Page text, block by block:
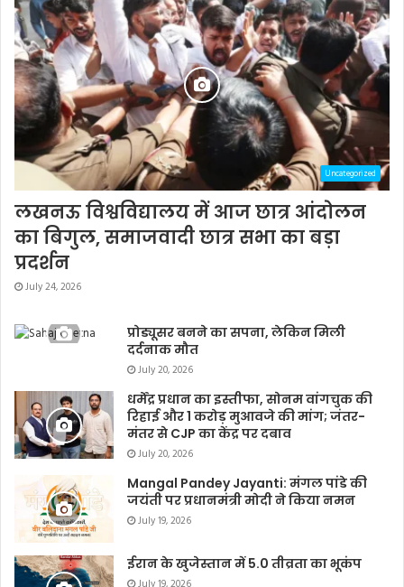
Uncategorized
लखनऊ विश्वविद्यालय में आज छात्र आंदोलन
का बिगुल, समाजवादी छात्र सभा का बड़ा
प्रदर्शन
July 24, 2026
प्रोड्यूसर बनने का सपना, लेकिन मिली
दर्दनाक मौत
July 20, 2026
धर्मेंद्र प्रधान का इस्तीफा, सोनम वांगचुक की
रिहाई और 1 करोड़ मुआवजे की मांग; जंतर-
मंतर से CJP का केंद्र पर दबाव
July 20, 2026
Mangal Pandey Jayanti: मंगल पांडे की
जयंती पर प्रधानमंत्री मोदी ने किया नमन
July 19, 2026
ईरान के खुजेस्तान में 5.0 तीव्रता का भूकंप